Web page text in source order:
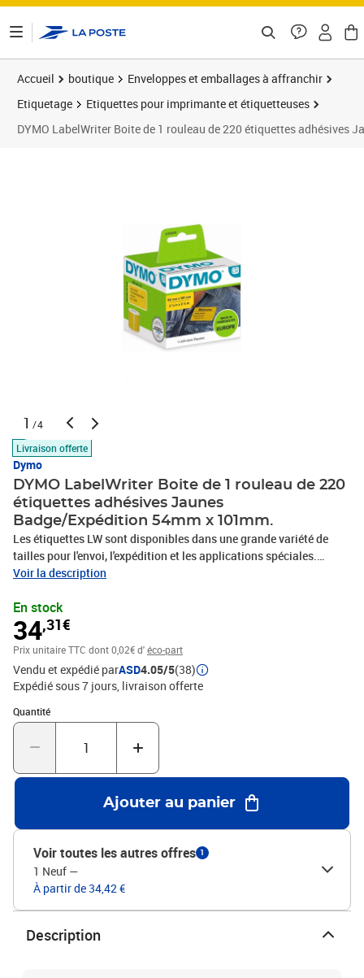
Accueil boutique
Enveloppes et emballages à affranchir
Etiquetage
Etiquettes pour imprimante et étiquetteuses
DYMO LabelWriter Boite de 1 rouleau de 220 étiquettes adhésives
1 /4
Livraison offerte
Dymo
DYMO LabelWriter Boite de 1 rouleau de 220
étiquettes adhésives Jaunes
Badge/Expédition 54mm x 101mm.
Les étiquettes LW sont disponibles dans une grande variété de
tailles pour l'envoi, l'expédition et les applications spéciales.
Emballées en rouleaux, vous pouvez ainsi imprimer une ou des
utilisent un procédé d'impression thermique directe, donc plus
besoin de cartouches d'encre ou de toner coûteux. Code Produit :
2133400 Code EAN : 3026981334009 Marque : DYMO Produit :
LABELWRITER
Voir la description
En stock
34,31€
Prix unitaire TTC dont 0,02€ d'éco-part
Vendu et expédié parASD4.05/5(38)
Expédié sous 7 jours livraison offerte
Quantité
Quantité : 1
Ajouter au panier
Voir toutes les autres offres 1
1 Neuf —
À partir de 34,42 €
Description